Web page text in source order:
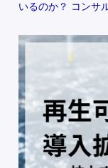
いるのか？ コンサ